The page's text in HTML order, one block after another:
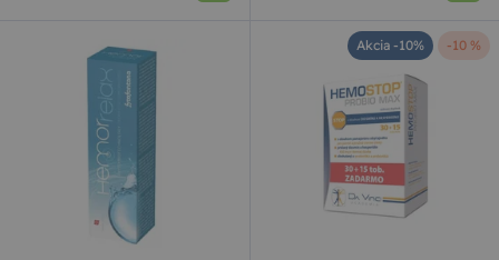
Akcia -10% -10 %